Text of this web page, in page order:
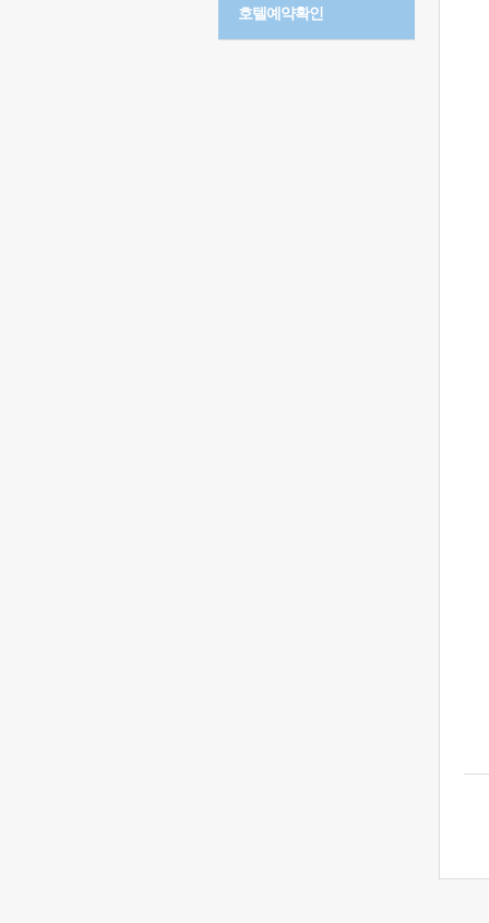
호텔예약확인